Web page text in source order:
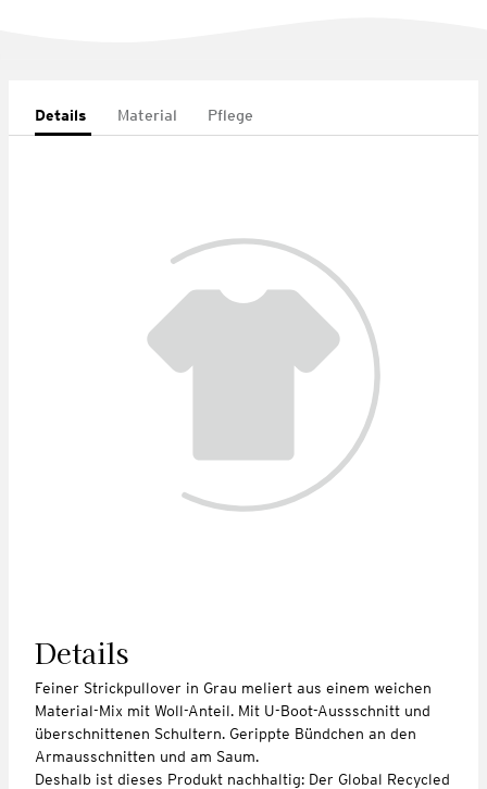
Details Material Pflege
Details
Feiner Strickpullover in Grau meliert aus einem weichen
Material-Mix mit Woll-Anteil. Mit U-Boot-Aussschnitt und
überschnittenen Schultern. Gerippte Bündchen an den
Armausschnitten und am Saum.
Deshalb ist dieses Produkt nachhaltig: Der Global Recycled